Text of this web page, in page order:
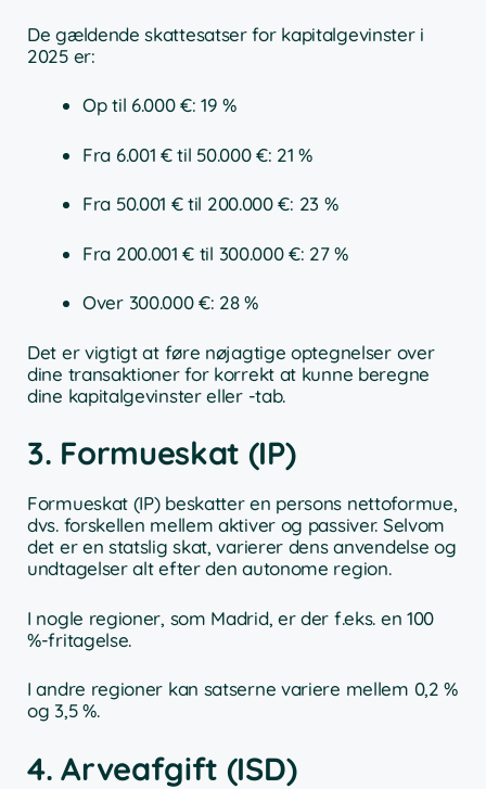
De gældende skattesatser for kapitalgevinster i
2025 er:
Op til 6.000 €: 19 %
Fra 6.001 € til 50.000 €: 21 %
Fra 50.001 € til 200.000 €: 23 %
Fra 200.001 € til 300.000 €: 27 %
Over 300.000 €: 28 %
Det er vigtigt at føre nøjagtige optegnelser over
dine transaktioner for korrekt at kunne beregne
dine kapitalgevinster eller -tab.
3. Formueskat (IP)
Formueskat (IP) beskatter en persons nettoformue,
dvs. forskellen mellem aktiver og passiver. Selvom
det er en statslig skat, varierer dens anvendelse og
undtagelser alt efter den autonome region.
I nogle regioner, som Madrid, er der f.eks. en 100
%-fritagelse.
I andre regioner kan satserne variere mellem 0,2 %
og 3,5 %.
4. Arveafgift (ISD)